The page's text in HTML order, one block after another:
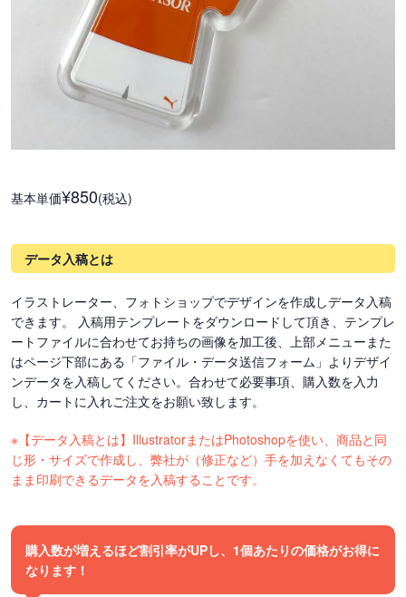
基本単価¥850(税込)
データ入稿とは
イラストレーター、フォトショップでデザインを作成しデータ入稿
できます。 入稿用テンプレートをダウンロードして頂き、テンプレ
ートファイルに合わせてお持ちの画像を加工後、上部メニューまた
はページ下部にある「ファイル・データ送信フォーム」よりデザイ
ンデータを入稿してください。合わせて必要事項、購入数を入力
し、カートに入れご注文をお願い致します。
※【データ入稿とは】IllustratorまたはPhotoshopを使い、商品と同
じ形・サイズで作成し、弊社が（修正など）手を加えなくてもその
まま印刷できるデータを入稿することです。
購入数が増えるほど割引率がUPし、1個あたりの価格がお得に
なります！